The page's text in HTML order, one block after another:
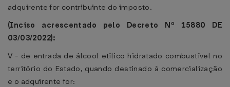
adquirente for contribuinte do imposto.
(Inciso acrescentado pelo Decreto Nº 15880 DE
03/03/2022):
V - de entrada de álcool etílico hidratado combustível no
território do Estado, quando destinado à comercialização
e o adquirente for: